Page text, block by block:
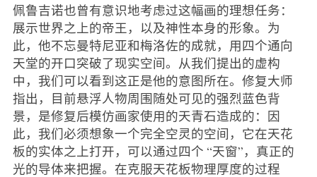
佩鲁吉诺也曾有意识地考虑过这幅画的理想任务：
展示世界之上的帝王，以及神性本身的形象。为
此，他不忘曼特尼亚和梅洛佐的成就，用四个通向
天堂的开口突破了现实空间。从我们提出的虚构
中，我们可以看到这正是他的意图所在。修复大师
指出，目前悬浮人物周围随处可见的强烈蓝色背
景，是修复后模仿画家使用的天青石造成的：因
此，我们必须想象一个完全空灵的空间，它在天花
板的实体之上打开，可以通过四个 “天窗”，真正的
光的导体来把握。在克服天花板物理厚度的过程